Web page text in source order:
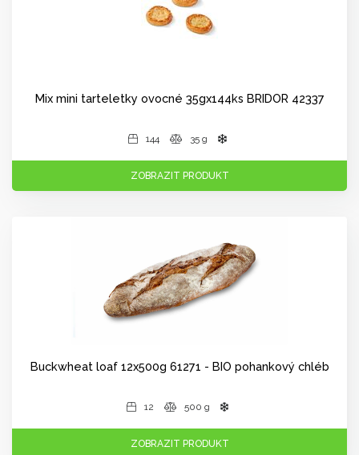
Mix mini tarteletky ovocné 35gx144ks BRIDOR 42337
144 35 g
ZOBRAZIT PRODUKT
Buckwheat loaf 12x500g 61271 - BIO pohankový chléb
12 500 g
ZOBRAZIT PRODUKT